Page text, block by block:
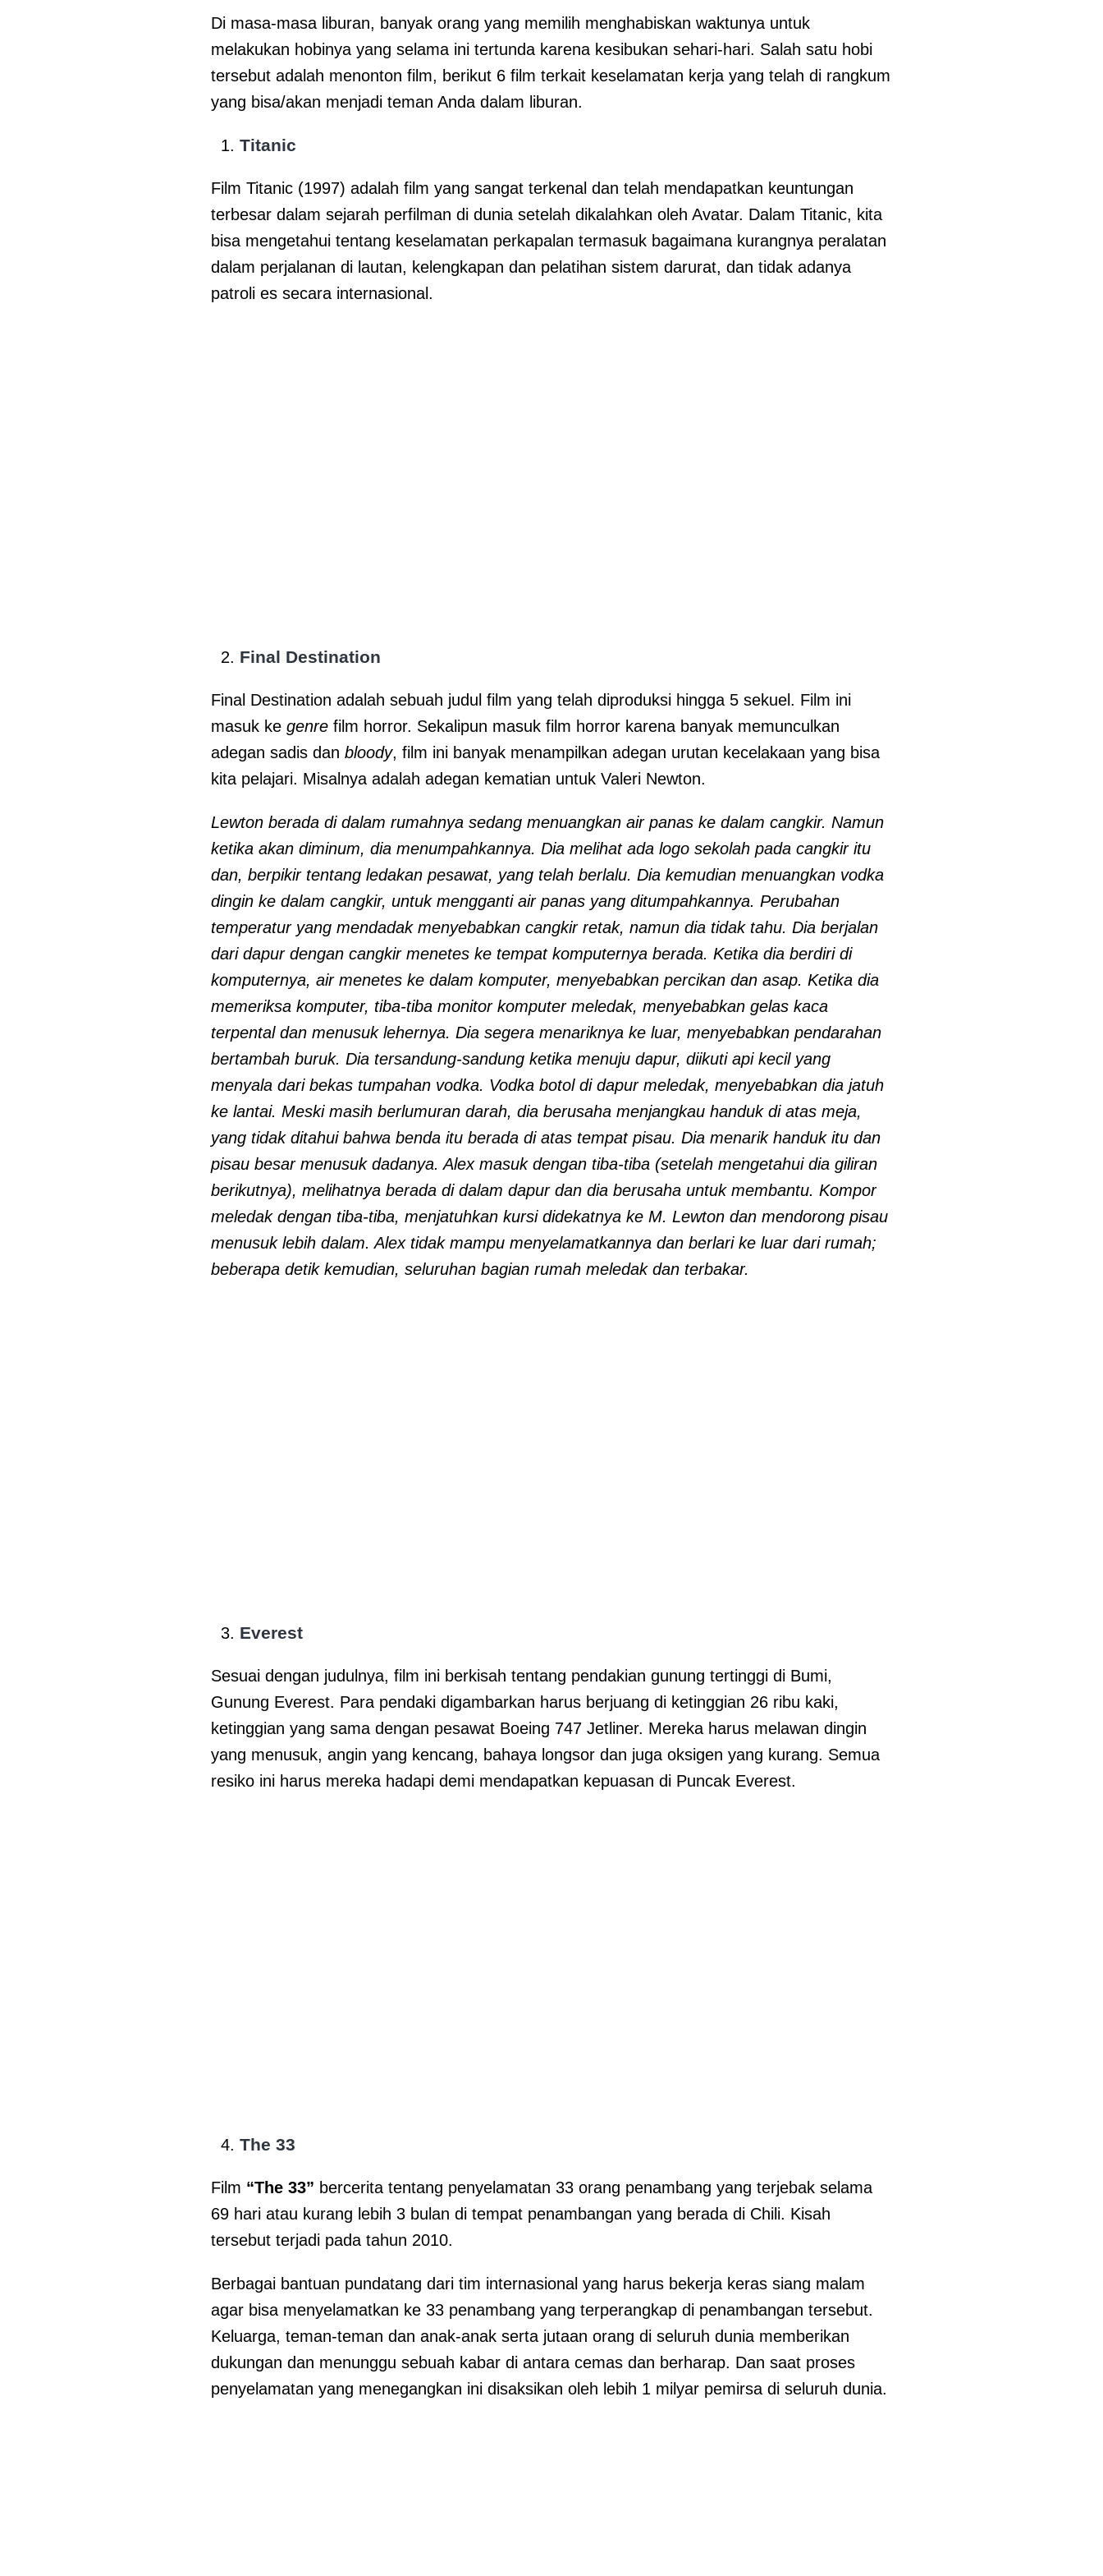
Di masa-masa liburan, banyak orang yang memilih menghabiskan waktunya untuk
melakukan hobinya yang selama ini tertunda karena kesibukan sehari-hari. Salah satu hobi
tersebut adalah menonton film, berikut 6 film terkait keselamatan kerja yang telah di rangkum
yang bisa/akan menjadi teman Anda dalam liburan.
Titanic
Film Titanic (1997) adalah film yang sangat terkenal dan telah mendapatkan keuntungan
terbesar dalam sejarah perfilman di dunia setelah dikalahkan oleh Avatar. Dalam Titanic, kita
bisa mengetahui tentang keselamatan perkapalan termasuk bagaimana kurangnya peralatan
dalam perjalanan di lautan, kelengkapan dan pelatihan sistem darurat, dan tidak adanya
patroli es secara internasional.
Final Destination
Final Destination adalah sebuah judul film yang telah diproduksi hingga 5 sekuel. Film ini
masuk ke genre film horror. Sekalipun masuk film horror karena banyak memunculkan
adegan sadis dan bloody, film ini banyak menampilkan adegan urutan kecelakaan yang bisa
kita pelajari. Misalnya adalah adegan kematian untuk Valeri Newton.
Lewton berada di dalam rumahnya sedang menuangkan air panas ke dalam cangkir. Namun
ketika akan diminum, dia menumpahkannya. Dia melihat ada logo sekolah pada cangkir itu
dan, berpikir tentang ledakan pesawat, yang telah berlalu. Dia kemudian menuangkan vodka
dingin ke dalam cangkir, untuk mengganti air panas yang ditumpahkannya. Perubahan
temperatur yang mendadak menyebabkan cangkir retak, namun dia tidak tahu. Dia berjalan
dari dapur dengan cangkir menetes ke tempat komputernya berada. Ketika dia berdiri di
komputernya, air menetes ke dalam komputer, menyebabkan percikan dan asap. Ketika dia
memeriksa komputer, tiba-tiba monitor komputer meledak, menyebabkan gelas kaca
terpental dan menusuk lehernya. Dia segera menariknya ke luar, menyebabkan pendarahan
bertambah buruk. Dia tersandung-sandung ketika menuju dapur, diikuti api kecil yang
menyala dari bekas tumpahan vodka. Vodka botol di dapur meledak, menyebabkan dia jatuh
ke lantai. Meski masih berlumuran darah, dia berusaha menjangkau handuk di atas meja,
yang tidak ditahui bahwa benda itu berada di atas tempat pisau. Dia menarik handuk itu dan
pisau besar menusuk dadanya. Alex masuk dengan tiba-tiba (setelah mengetahui dia giliran
berikutnya), melihatnya berada di dalam dapur dan dia berusaha untuk membantu. Kompor
meledak dengan tiba-tiba, menjatuhkan kursi didekatnya ke M. Lewton dan mendorong pisau
menusuk lebih dalam. Alex tidak mampu menyelamatkannya dan berlari ke luar dari rumah;
beberapa detik kemudian, seluruhan bagian rumah meledak dan terbakar.
Everest
Sesuai dengan judulnya, film ini berkisah tentang pendakian gunung tertinggi di Bumi,
Gunung Everest. Para pendaki digambarkan harus berjuang di ketinggian 26 ribu kaki,
ketinggian yang sama dengan pesawat Boeing 747 Jetliner. Mereka harus melawan dingin
yang menusuk, angin yang kencang, bahaya longsor dan juga oksigen yang kurang. Semua
resiko ini harus mereka hadapi demi mendapatkan kepuasan di Puncak Everest.
The 33
Film “The 33” bercerita tentang penyelamatan 33 orang penambang yang terjebak selama
69 hari atau kurang lebih 3 bulan di tempat penambangan yang berada di Chili. Kisah
tersebut terjadi pada tahun 2010.
Berbagai bantuan pundatang dari tim internasional yang harus bekerja keras siang malam
agar bisa menyelamatkan ke 33 penambang yang terperangkap di penambangan tersebut.
Keluarga, teman-teman dan anak-anak serta jutaan orang di seluruh dunia memberikan
dukungan dan menunggu sebuah kabar di antara cemas dan berharap. Dan saat proses
penyelamatan yang menegangkan ini disaksikan oleh lebih 1 milyar pemirsa di seluruh dunia.